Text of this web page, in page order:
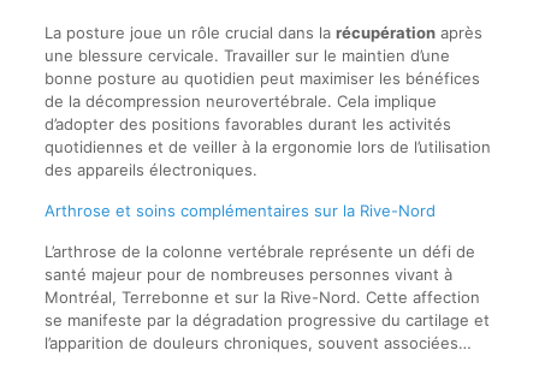
La posture joue un rôle crucial dans la récupérationaprès
une blessure cervicale. Travailler sur le maintien d’une
bonne posture au quotidien peut maximiser les bénéfices
de la décompression neurovertébrale. Cela implique
d’adopter des positions favorables durant les activités
quotidiennes et de veiller à la ergonomie lors de l’utilisation
des appareils électroniques.
Arthrose et soins complémentaires sur la Rive-Nord
L’arthrose de la colonne vertébrale représente un défi de
santé majeur pour de nombreuses personnes vivant à
Montréal, Terrebonne et sur la Rive-Nord. Cette affection
se manifeste par la dégradation progressive du cartilage et
l’apparition de douleurs chroniques, souvent associées…